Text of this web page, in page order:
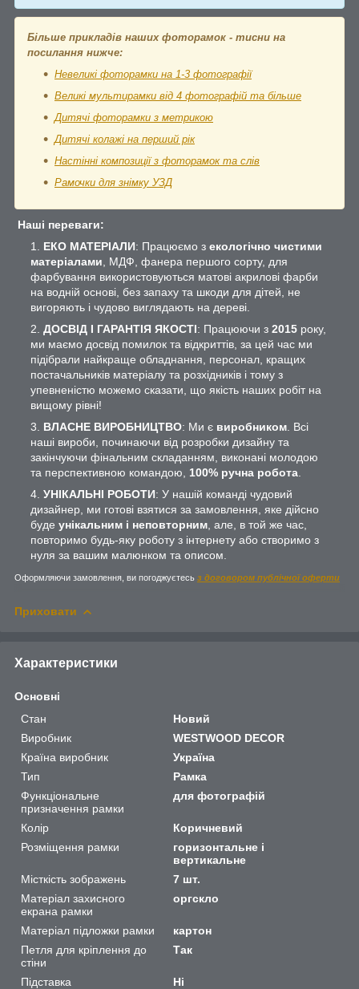
Більше прикладів наших фоторамок - тисни на
посилання нижче:
Невеликі фоторамки на 1-3 фотографії
Великі мультирамки від 4 фотографій та більше
Дитячі фоторамки з метрикою
Дитячі колажі на перший рік
Настінні композиції з фоторамок та слів
Рамочки для знімку УЗД
Наші переваги:
ЕКО МАТЕРІАЛИ: Працюємо з екологічно чистими
матеріалами , МДФ, фанера першого сорту, для
фарбування використовуються матові акрилові фарби
на водній основі, без запаху та шкоди для дітей, не
вигоряють і чудово виглядають на дереві.
ДОСВІД І ГАРАНТІЯ ЯКОСТІ: Працюючи з 2015 року,
ми маємо досвід помилок та відкриттів, за цей час ми
підібрали найкраще обладнання, персонал, кращих
постачальників матеріалу та розхідників і тому з
упевненістю можемо сказати, що якість наших робіт на
вищому рівні!
ВЛАСНЕ ВИРОБНИЦТВО: Ми є виробником . Всі
наші вироби, починаючи від розробки дизайну та
закінчуючи фінальним складанням, виконані молодою
та перспективною командою, 100% ручна робота
УНІКАЛЬНІ РОБОТИ: У нашій команді чудовий
дизайнер, ми готові взятися за замовлення, яке дійсно
буде унікальним і неповторним , але, в той же час,
повторимо будь-яку роботу з інтернету або створимо з
нуля за вашим малюнком та описом.
Оформляючи замовлення, ви погоджуєтесь з договором публічної оферти
Приховати
Характеристики
Основні
Стан
Новий
Виробник
WESTWOOD DECOR
Країна виробник
Україна
Тип
Рамка
Функціональне
призначення рамки
для фотографій
Колір
Коричневий
Розміщення рамки
горизонтальне і
вертикальне
Місткість зображень
7 шт.
Матеріал захисного
екрана рамки
оргскло
Матеріал підложки рамки
картон
Петля для кріплення до
стіни
Так
Підставка
Ні